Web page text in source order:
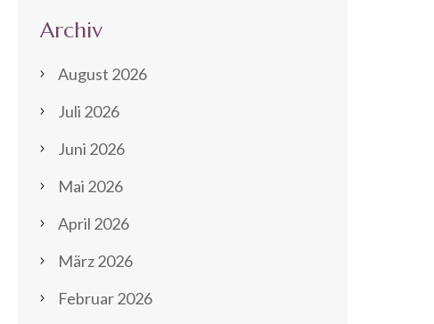
Archiv
August 2026
Juli 2026
Juni 2026
Mai 2026
April 2026
März 2026
Februar 2026